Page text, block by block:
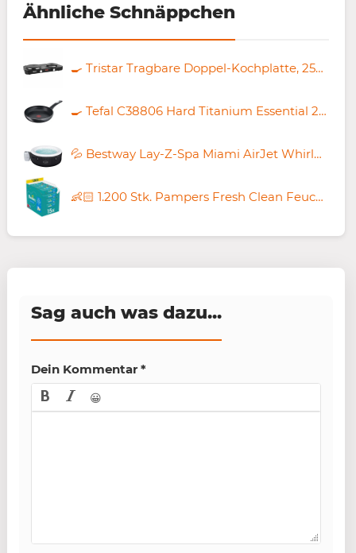
Ähnliche Schnäppchen
🍳 Tristar Tragbare Doppel-Kochplatte, 2500W für 27,99€ (statt 42€)
🍳 Tefal C38806 Hard Titanium Essential 28cm Pfanne für 19,99€ (statt 28€)
💦 Bestway Lay-Z-Spa Miami AirJet Whirlpool mit Massagedüsen für 299,99€ (statt 390€)
👶🏻 1.200 Stk. Pampers Fresh Clean Feuchttücher ab 17,82€ (statt 26€)
Sag auch was dazu...
Dein Kommentar *
😀